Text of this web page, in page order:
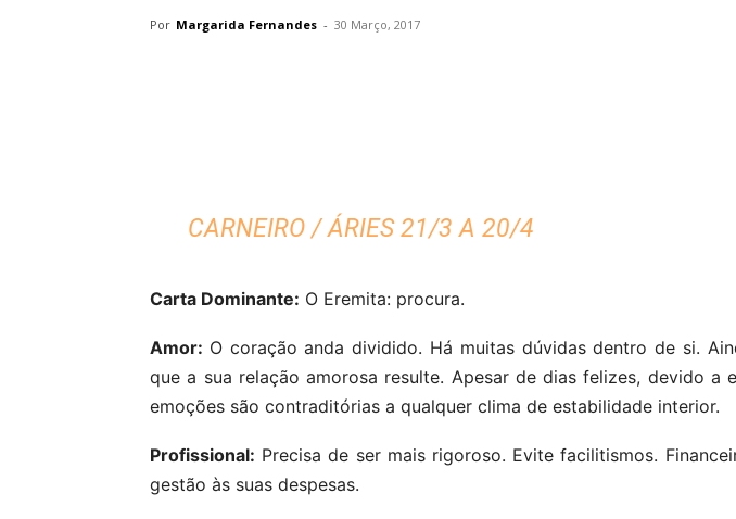
Por Margarida Fernandes - 30 Março, 2017
CARNEIRO / ÁRIES 21/3 A 20/4
Carta Dominante: O Eremita: procura.
Amor: O coração anda dividido. Há muitas dúvidas dentro de si.
que a sua relação amorosa resulte. Apesar de dias felizes, devido a
emoções são contraditórias a qualquer clima de estabilidade interior.
Profissional: Precisa de ser mais rigoroso. Evite facilitismos.
gestão às suas despesas.